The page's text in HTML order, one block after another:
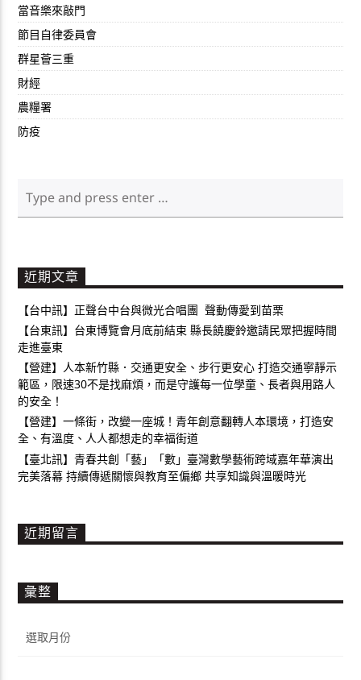
當音樂來敲門
節目自律委員會
群星薈三重
財經
農糧署
防疫
近期文章
【台中訊】正聲台中台與微光合唱團 聲動傳愛到苗栗
【台東訊】台東博覽會月底前結束 縣長饒慶鈴邀請民眾把握時間
走進臺東
【營建】人本新竹縣．交通更安全、步行更安心 打造交通寧靜示
範區，限速30不是找麻煩，而是守護每一位學童、長者與用路人
的安全！
【營建】一條街，改變一座城！青年創意翻轉人本環境，打造安
全、有溫度、人人都想走的幸福街道
【臺北訊】青春共創「藝」「數」臺灣數學藝術跨域嘉年華演出
完美落幕 持續傳遞關懷與教育至偏鄉 共享知識與溫暖時光
近期留言
彙整
整